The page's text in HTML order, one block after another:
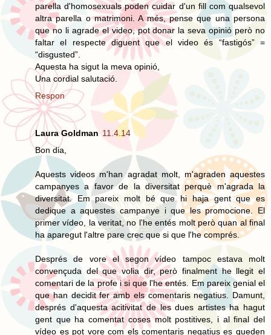
parella d'homosexuals poden cuidar d'un fill com qualsevol
altra parella o matrimoni. A més, pense que una persona
que no li agrade el video, pot donar la seva opinió però no
faltar el respecte diguent que el video és “fastigós” =
“disgusted”.
Aquesta ha sigut la meva opinió,
Una cordial salutació.
Respon
Laura Goldman 11.4.14
Bon dia,
Aquests videos m'han agradat molt, m'agraden aquestes
campanyes a favor de la diversitat perquè m'agrada la
diversitat. Em pareix molt bé que hi haja gent que es
dedique a aquestes campanye i que les promocione. El
primer vídeo, la veritat, no l'he entés molt però quan al final
ha aparegut l'altre pare crec que si que l'he comprés.
Després de vore el segon vídeo tampoc estava molt
convençuda del que volia dir, però finalment he llegit el
comentari de la profe i si que l'he entés. Em pareix genial el
que han decidit fer amb els comentaris negatius. Damunt,
després d'aquesta acitivitat de les dues artistes ha hagut
gent que ha comentat coses molt postitives, i al final del
vídeo es pot vore com els comentaris negatius es queden